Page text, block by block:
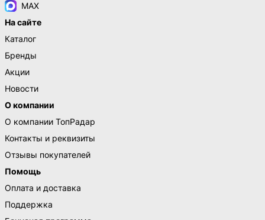
MAX
На сайте
Каталог
Бренды
Акции
Новости
О компании
О компании ТопРадар
Контакты и реквизиты
Отзывы покупателей
Помощь
Оплата и доставка
Поддержка